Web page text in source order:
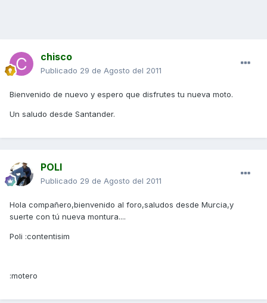
chisco
Publicado 29 de Agosto del 2011
Bienvenido de nuevo y espero que disfrutes tu nueva moto.
Un saludo desde Santander.
POLI
Publicado 29 de Agosto del 2011
Hola compañero,bienvenido al foro,saludos desde Murcia,y
suerte con tú nueva montura....
Poli :contentisim
:motero